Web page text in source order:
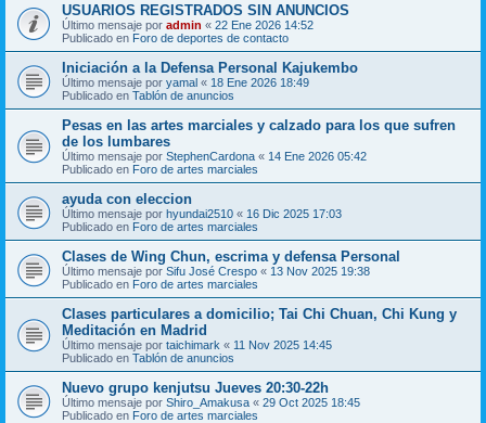
USUARIOS REGISTRADOS SIN ANUNCIOS
Último mensaje por admin « 22 Ene 2026 14:52
Publicado en Foro de deportes de contacto
Iniciación a la Defensa Personal Kajukembo
Último mensaje por yamal « 18 Ene 2026 18:49
Publicado en Tablón de anuncios
Pesas en las artes marciales y calzado para los que sufren
de los lumbares
Último mensaje por StephenCardona « 14 Ene 2026 05:42
Publicado en Foro de artes marciales
ayuda con eleccion
Último mensaje por hyundai2510 « 16 Dic 2025 17:03
Publicado en Foro de artes marciales
Clases de Wing Chun, escrima y defensa Personal
Último mensaje por Sifu José Crespo « 13 Nov 2025 19:38
Publicado en Foro de artes marciales
Clases particulares a domicilio; Tai Chi Chuan, Chi Kung y
Meditación en Madrid
Último mensaje por taichimark « 11 Nov 2025 14:45
Publicado en Tablón de anuncios
Nuevo grupo kenjutsu Jueves 20:30-22h
Último mensaje por Shiro_Amakusa « 29 Oct 2025 18:45
Publicado en Foro de artes marciales